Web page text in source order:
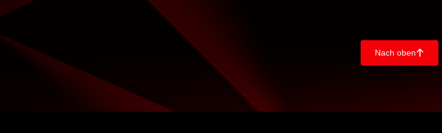
Nach oben􀄨